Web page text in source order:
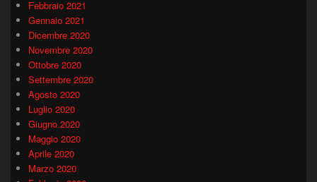
Febbraio 2021
Gennaio 2021
Dicembre 2020
Novembre 2020
Ottobre 2020
Settembre 2020
Agosto 2020
Luglio 2020
Giugno 2020
Maggio 2020
Aprile 2020
Marzo 2020